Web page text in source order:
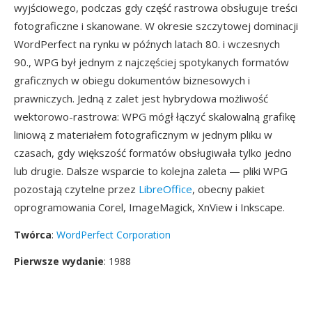
wyjściowego, podczas gdy część rastrowa obsługuje treści
fotograficzne i skanowane. W okresie szczytowej dominacji
WordPerfect na rynku w późnych latach 80. i wczesnych
90., WPG był jednym z najczęściej spotykanych formatów
graficznych w obiegu dokumentów biznesowych i
prawniczych. Jedną z zalet jest hybrydowa możliwość
wektorowo-rastrowa: WPG mógł łączyć skalowalną grafikę
liniową z materiałem fotograficznym w jednym pliku w
czasach, gdy większość formatów obsługiwała tylko jedno
lub drugie. Dalsze wsparcie to kolejna zaleta — pliki WPG
pozostają czytelne przez LibreOffice, obecny pakiet
oprogramowania Corel, ImageMagick, XnView i Inkscape.
Twórca: WordPerfect Corporation
Pierwsze wydanie: 1988